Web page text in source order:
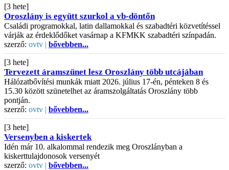
[3 hete]
Oroszlány is együtt szurkol a vb-döntőn
Családi programokkal, latin dallamokkal és szabadtéri közvetítéssel
várják az érdeklődőket vasárnap a KFMKK szabadtéri színpadán.
szerző: ovtv | bővebben...
[3 hete]
Tervezett áramszünet lesz Oroszlány több utcájában
Hálózatbővítési munkák miatt 2026. július 17-én, pénteken 8 és
15.30 között szünetelhet az áramszolgáltatás Oroszlány több
pontján.
szerző: ovtv | bővebben...
[3 hete]
Versenyben a kiskertek
Idén már 10. alkalommal rendezik meg Oroszlányban a
kiskerttulajdonosok versenyét
szerző: ovtv | bővebben...